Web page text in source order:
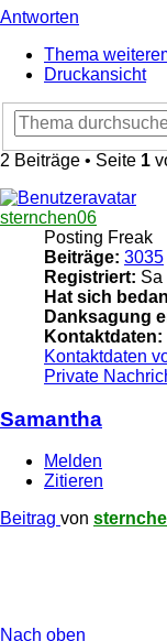
Antworten
Thema
Druckansicht
2 Beiträge • Seite 1
sternchen06
Posting Freak
Beiträge: 3035
Registriert: Sa
Hat sich
Danksagung
Kontaktdaten:
Kontaktdaten
Private
Samantha
Melden
Zitieren
Beitrag von
Nach oben